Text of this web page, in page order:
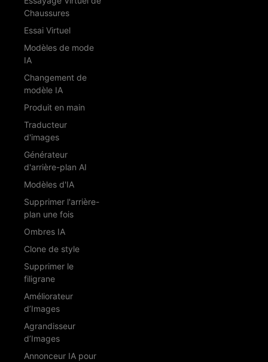
Chaussures
Essai Virtuel
Modèles de mode
IA
Changement de
modèle IA
Produit en main
Traducteur
d'images
Générateur
d'arrière-plan AI
Modèles d'IA
Supprimer l'arrière-
plan une fois
Ombres IA
Clone de style
Supprimer le
filigrane
Améliorateur
d’Images
Agrandisseur
d’Images
Annonceur IA pour